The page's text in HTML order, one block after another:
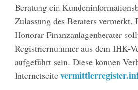
Beratung ein
Zulassung des Beraters vermerkt.
Honorar-Finanzanlagenberater
Registriernummer aus dem IHK-
aufgeführt sein. Diese können
Internetseite